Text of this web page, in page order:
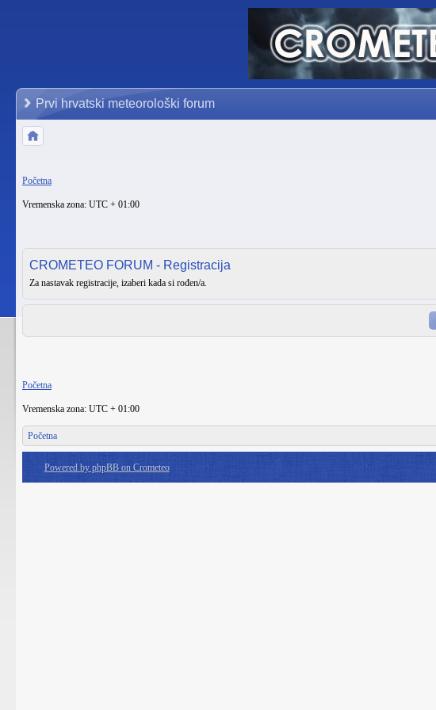
Prvi hrvatski meteorološki forum
Početna
Vremenska zona: UTC + 01:00
CROMETEO FORUM - Registracija
Za nastavak registracije, izaberi kada si rođen/a.
Početna
Vremenska zona: UTC + 01:00
Početna
Powered by phpBB on Crometeo